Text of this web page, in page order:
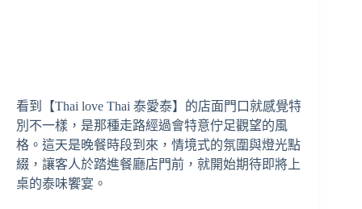
看到【Thai love Thai 泰愛泰】的店面門口就感覺特
別不一樣，是那種走路經過會特意佇足觀望的風
格。這天是晚餐時段到來，情境式的氛圍與燈光點
綴，讓客人於踏進餐廳店門前，就開始期待即將上
桌的泰味饗宴。